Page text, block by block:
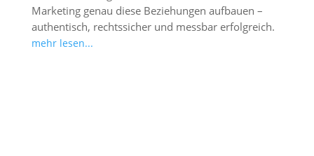
Marketing genau diese Beziehungen aufbauen –
authentisch, rechtssicher und messbar erfolgreich.
mehr lesen...